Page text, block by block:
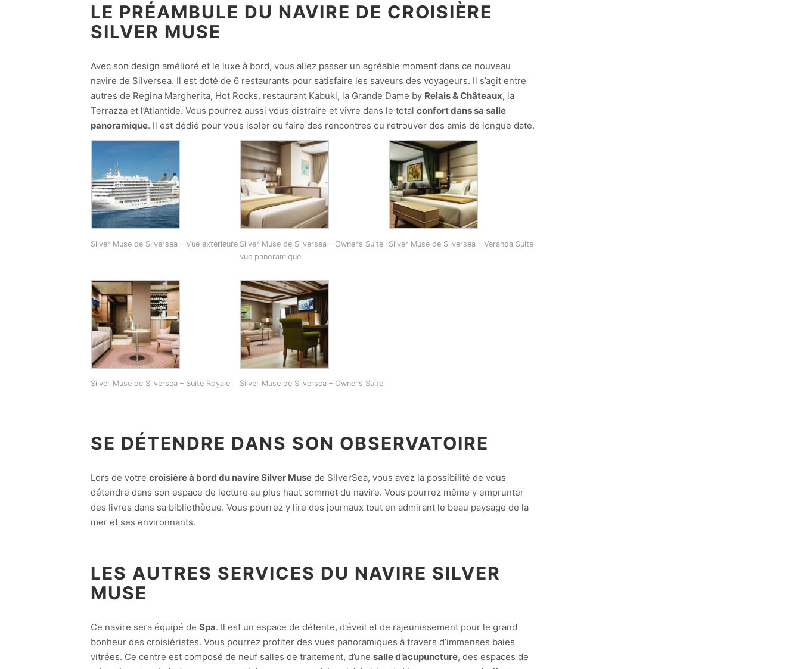
LE PRÉAMBULE DU NAVIRE DE CROISIÈRE
SILVER MUSE
Avec son design amélioré et le luxe à bord, vous allez passer un agréable moment dans ce nouveau
navire de Silversea. Il est doté de 6 restaurants pour satisfaire les saveurs des voyageurs. Il s’agit entre
autres de Regina Margherita, Hot Rocks, restaurant Kabuki, la Grande Dame by Relais & Châteaux, la
Terrazza et l’Atlantide. Vous pourrez aussi vous distraire et vivre dans le total confort dans sa salle
panoramique. Il est dédié pour vous isoler ou faire des rencontres ou retrouver des amis de longue date.
Silver Muse de Silversea – Vue extérieure Silver Muse de Silversea – Owner’s Suite
vue panoramique
Silver Muse de Silversea – Veranda Suite
Silver Muse de Silversea – Suite Royale Silver Muse de Silversea – Owner’s Suite
SE DÉTENDRE DANS SON OBSERVATOIRE
Lors de votre croisière à bord du navire Silver Muse de SilverSea, vous avez la possibilité de vous
détendre dans son espace de lecture au plus haut sommet du navire. Vous pourrez même y emprunter
des livres dans sa bibliothèque. Vous pourrez y lire des journaux tout en admirant le beau paysage de la
mer et ses environnants.
LES AUTRES SERVICES DU NAVIRE SILVER
MUSE
Ce navire sera équipé de Spa. Il est un espace de détente, d’éveil et de rajeunissement pour le grand
bonheur des croisiéristes. Vous pourrez profiter des vues panoramiques à travers d’immenses baies
vitrées. Ce centre est composé de neuf salles de traitement, d’une salle d’acupuncture, des espaces de